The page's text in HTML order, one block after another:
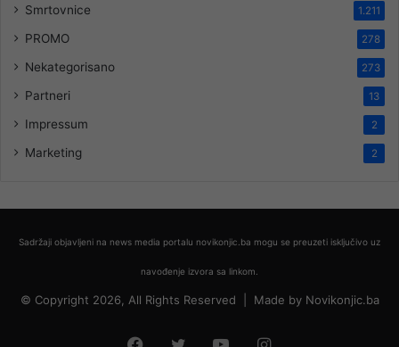
Smrtovnice 1.211
PROMO 278
Nekategorisano 273
Partneri 13
Impressum 2
Marketing 2
Sadržaji objavljeni na news media portalu novikonjic.ba mogu se preuzeti isključivo uz
navođenje izvora sa linkom.
© Copyright 2026, All Rights Reserved | Made by Novikonjic.ba
Facebook
TwitterYouTubeInstagram